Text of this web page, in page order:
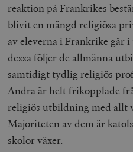
reaktion på Frankrikes
blivit en mängd religiösa
av eleverna i Frankrike går
dessa följer de allmänna
samtidigt tydlig religiös
Andra är helt frikopplade
religiös utbildning med allt
Majoriteten av dem är
skolor växer.